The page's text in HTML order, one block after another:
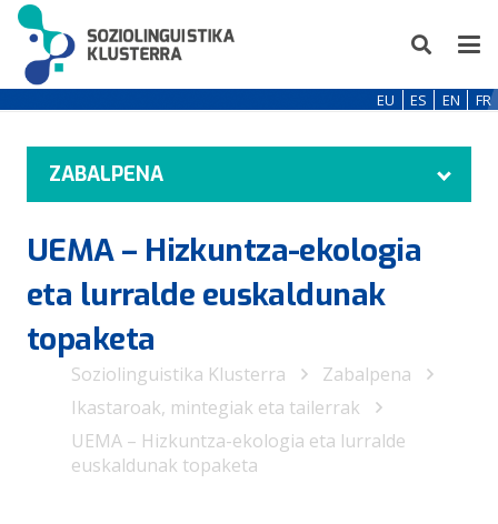
EU ES EN FR
ZABALPENA
UEMA – Hizkuntza-ekologia
eta lurralde euskaldunak
topaketa
Soziolinguistika Klusterra
Zabalpena
Ikastaroak, mintegiak eta tailerrak
UEMA – Hizkuntza-ekologia eta lurralde
euskaldunak topaketa